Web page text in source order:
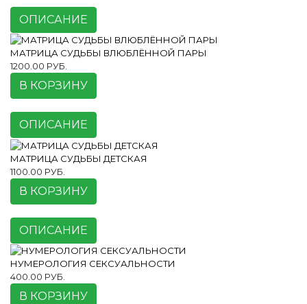
ОПИСАНИЕ
МАТРИЦА СУДЬБЫ ВЛЮБЛЁННОЙ ПАРЫ
1200.00 РУБ.
В КОРЗИНУ
ОПИСАНИЕ
МАТРИЦА СУДЬБЫ ДЕТСКАЯ
1100.00 РУБ.
В КОРЗИНУ
ОПИСАНИЕ
НУМЕРОЛОГИЯ СЕКСУАЛЬНОСТИ
400.00 РУБ.
В КОРЗИНУ